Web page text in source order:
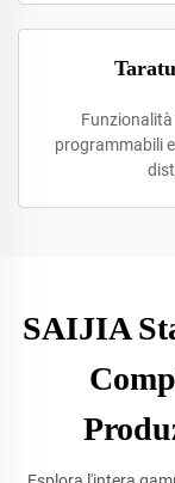
programmabili
SAIJIA